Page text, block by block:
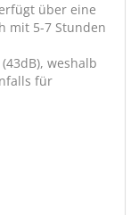
über eine
mit 5-7 Stunden
weshalb
für